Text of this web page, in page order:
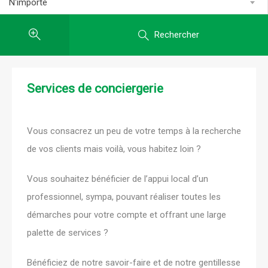
N'importe
Rechercher
Services de conciergerie
Vous consacrez un peu de votre temps à la recherche
de vos clients mais voilà, vous habitez loin ?
Vous souhaitez bénéficier de l’appui local d’un
professionnel, sympa, pouvant réaliser toutes les
démarches pour votre compte et offrant une large
palette de services ?
Bénéficiez de notre savoir-faire et de notre gentillesse